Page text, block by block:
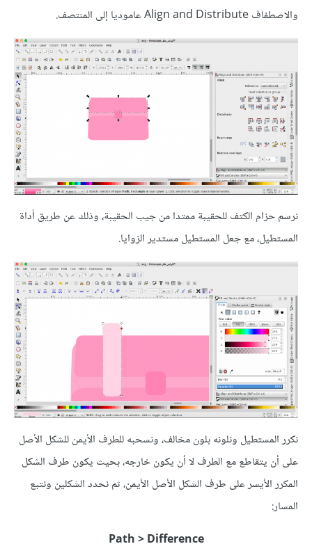
والاصطفاف Align and Distribute عاموديا إلى المنتصف.
نرسم حزام الكتف للحقيبة ممتدا من جيب الحقيبة، وذلك عن طريق أداة
المستطيل، مع جعل المستطيل مستدير الزوايا.
نكرر المستطيل ونلونه بلون مخالف، ونسحبه للطرف الأيمن للشكل الأصل
على أن يتقاطع مع الطرف لا أن يكون خارجه، بحيث يكون طرف الشكل
المكرر الأيسر على طرف الشكل الأصل الأيمن، ثم نحدد الشكلين ونتبع
المسار:
Path > Difference